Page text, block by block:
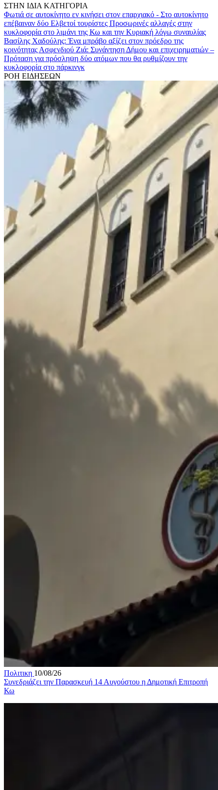
ΣΤΗΝ ΙΔΙΑ ΚΑΤΗΓΟΡΙΑ
Φωτιά σε αυτοκίνητο εν κινήσει στον επαρχιακό - Στο αυτοκίνητο
επέβαιναν δύο Ελβετοί τουρίστες Προσωρινές αλλαγές στην
κυκλοφορία στο λιμάνι της Κω και την Κυριακή λόγω συναυλίας
Βασίλης Χαδούλης: Ένα μπράβο αξίζει στον πρόεδρο της
κοινότητας Ασφενδιού Ζιά: Συνάντηση Δήμου και επιχειρηματιών –
Πρόταση για πρόσληψη δύο ατόμων που θα ρυθμίζουν την
κυκλοφορία στο πάρκινγκ
ΡΟΗ ΕΙΔΗΣΕΩΝ
Πολιτικη 10/08/26
Συνεδριάζει την Παρασκευή 14 Αυγούστου η Δημοτική Επιτροπή
Κω